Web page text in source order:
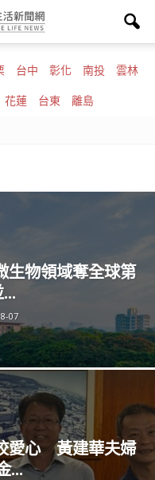
台中 彰化 南投 雲林
花蓮 台東 離島
生物領域奪全球第
07
愛心 黃建華夫婦
...